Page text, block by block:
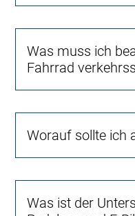
Was muss ich
Fahrrad
Worauf sollte ich
Was ist der